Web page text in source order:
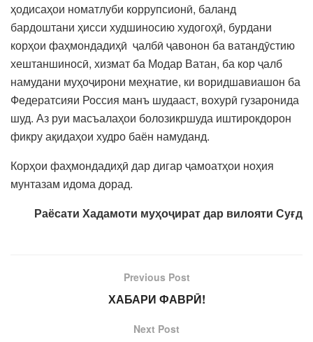
ҳодисаҳои номатлуби коррупсионӣ, баланд
бардоштани ҳисси худшиносию худогоҳӣ, бурдани
корҳои фаҳмондадиҳӣ ҷалбӣ ҷавонон ба ватандӯстию
хештаншиносӣ, хизмат ба Модар Ватан, ба кор ҷалб
намудани муҳоҷирони меҳнатие, ки воридшавиашон ба
Федератсияи Россия манъ шудааст, вохурӣ гузаронида
шуд. Аз руи масъалаҳои болозикршуда иштирокдорон
фикру ақидаҳои худро баён намуданд.
Корҳои фаҳмондадиҳӣ дар дигар ҷамоатҳои ноҳия
мунтазам идома дорад.
Раёсати Хадамоти муҳоҷират дар вилояти Суғд
Previous Post
ХАБАРИ ФАВРӢ!
Next Post